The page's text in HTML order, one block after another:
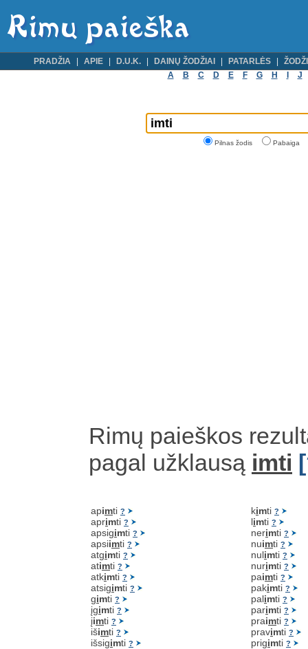
PRADŽIA APIE D.U.K. DAINŲ ŽODŽIAI PATARLĖS
A
B C D E F G H J
Pilnas žodis Pabaiga
Rimų paieškos
pagal užklausą imti
apimti ?
aprimti ?
apsigimti ?
apsiimti ?
atgimti ?
atimti ?
atkimti ?
atsigimti ?
gimti ?
įgimti ?
įimti ?
išimti ?
išsigimti ?
kimti ?
limti ?
nerimti ?
nuimti ?
nulimti ?
nurimti ?
paimti ?
pakimti ?
palimti ?
parimti ?
praimti ?
pravimti ?
prigimti ?